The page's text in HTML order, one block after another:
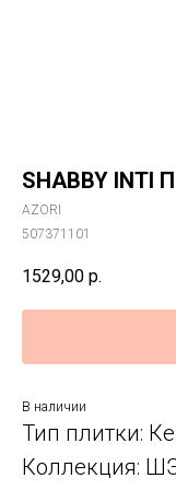
SHABBY INTI
AZORI
507371101
1529,00 р.
В наличии
Тип плитки:
Коллекция: